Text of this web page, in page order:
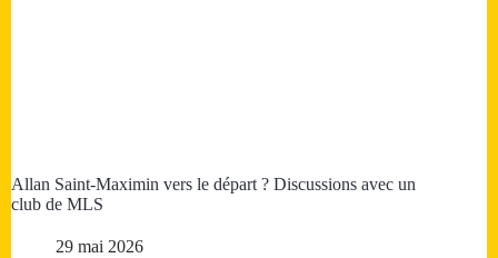
Allan Saint-Maximin vers le départ ? Discussions avec un
club de MLS
29 mai 2026